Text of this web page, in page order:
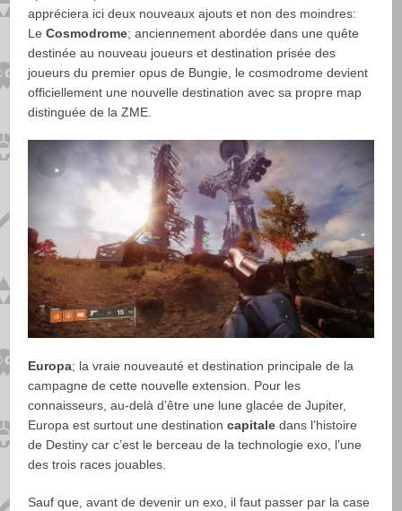
appréciera ici deux nouveaux ajouts et non des moindres:
Le Cosmodrome; anciennement abordée dans une quête
destinée au nouveau joueurs et destination prisée des
joueurs du premier opus de Bungie, le cosmodrome devient
officiellement une nouvelle destination avec sa propre map
distinguée de la ZME.
Europa; la vraie nouveauté et destination principale de la
campagne de cette nouvelle extension. Pour les
connaisseurs, au-delà d’être une lune glacée de Jupiter,
Europa est surtout une destinationcapitale dans l’histoire
de Destiny car c’est le berceau de la technologie exo, l’une
des trois races jouables.
Sauf que, avant de devenir un exo, il faut passer par la case